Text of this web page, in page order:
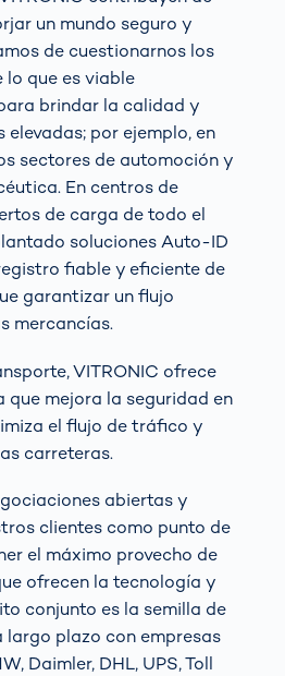
un mundo seguro y
de cuestionarnos los
lo que es viable
brindar la calidad y
por ejemplo, en
sectores de automoción y
En centros de
de carga de todo el
soluciones Auto-ID
fiable y eficiente de
garantizar un flujo
mercancías.
VITRONIC ofrece
mejora la seguridad en
el flujo de tráfico y
carreteras.
abiertas y
clientes como punto de
el máximo provecho de
ofrecen la tecnología y
conjunto es la semilla de
largo plazo con empresas
Daimler, DHL, UPS, Toll